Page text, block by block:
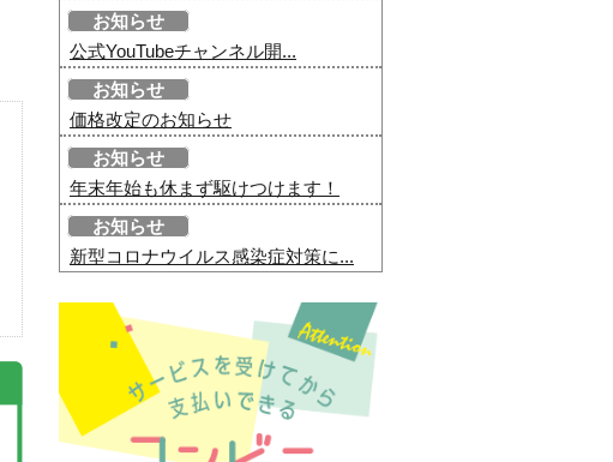
お知らせ
公式YouTubeチャンネル開...
お知らせ
価格改定のお知らせ
お知らせ
年末年始も休まず駆けつけます！
お知らせ
新型コロナウイルス感染症対策に...